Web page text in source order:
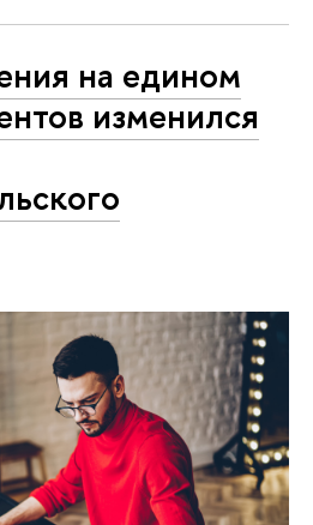
на едином
изменился